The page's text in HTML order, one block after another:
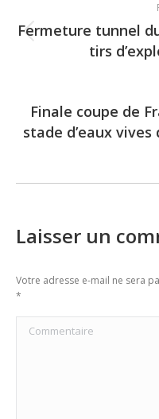
Fermeture tunnel
tirs
Finale coupe de
stade d’eaux
Laisser un
Votre adresse e-mail ne sera
*
Commentaire